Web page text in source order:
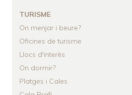
TURISME
On menjar i beure?
Oficines de turisme
Llocs d'interès
On dormir?
Platges i Cales